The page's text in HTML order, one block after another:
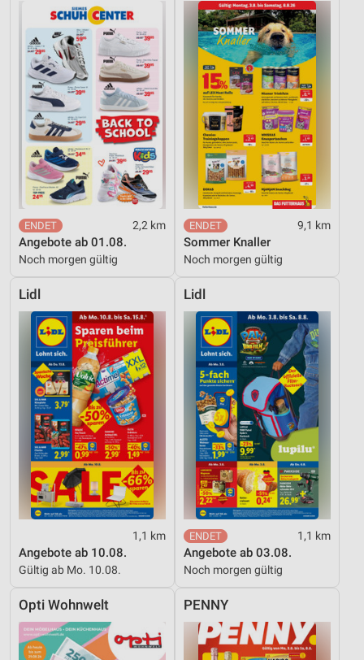
2,2 km
Angebote ab 01.08.
Noch morgen gültig
9,1 km
Sommer Knaller
Noch morgen gültig
Lidl
1,1 km
Angebote ab 10.08.
Gültig ab Mo. 10.08.
Lidl
1,1 km
Angebote ab 03.08.
Noch morgen gültig
Opti Wohnwelt PENNY